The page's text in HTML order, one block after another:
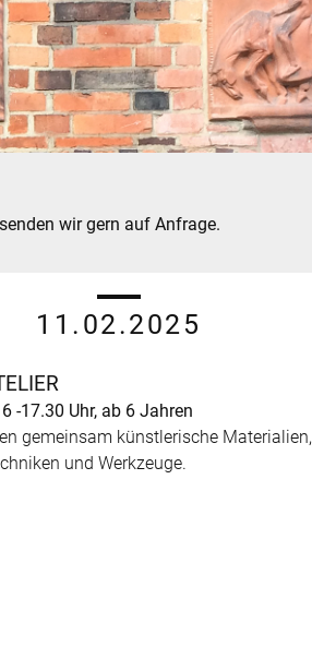
wir gern auf Anfrage.
11.02.2025
-17.30 Uhr, ab 6 Jahren
gemeinsam künstlerische Materialien,
und Werkzeuge.